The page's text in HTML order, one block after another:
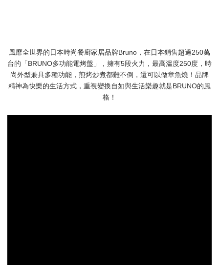
風靡全世界的日本時尚餐廚家居品牌Bruno，在日本銷售超過250萬
台的「BRUNO多功能電烤盤」，擁有5段火力，最高溫度250度，時
尚外型兼具多種功能，煎烤炒煮都難不倒，還可以做章魚燒！品牌
精神為快樂的生活方式，重視變換自如與生活樂趣就是BRUNO的風
格！